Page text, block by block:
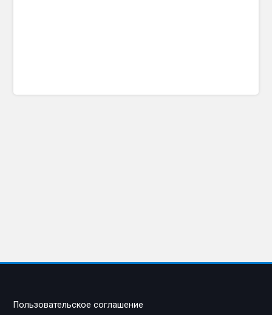
Пользовательское соглашение